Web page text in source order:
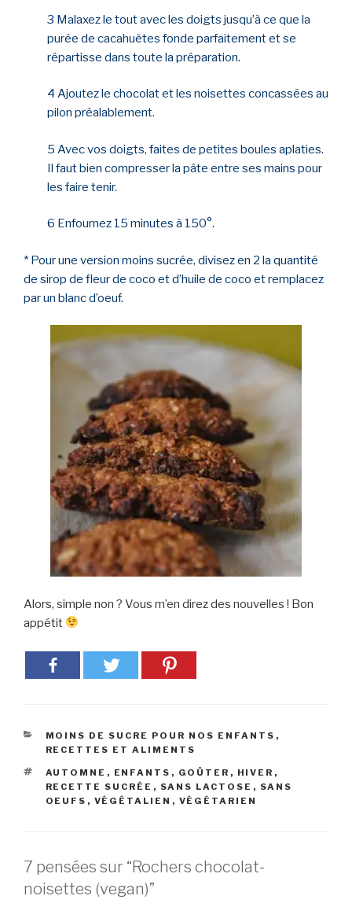
3 Malaxez le tout avec les doigts jusqu’à ce que la
purée de cacahuètes fonde parfaitement et se
répartisse dans toute la préparation.
4 Ajoutez le chocolat et les noisettes concassées au
pilon préalablement.
5 Avec vos doigts, faites de petites boules aplaties.
Il faut bien compresser la pâte entre ses mains pour
les faire tenir.
6 Enfournez 15 minutes à 150°.
* Pour une version moins sucrée, divisez en 2 la quantité
de sirop de fleur de coco et d’huile de coco et remplacez
par un blanc d’oeuf.
Alors, simple non ? Vous m’en direz des nouvelles ! Bon
appétit
CATÉGORIES
MOINS DE SUCRE POUR NOS ENFANTS ,
RECETTES ET ALIMENTS
ÉTIQUETTES
AUTOMNE , ENFANTS , GOÛTER , HIVER ,
RECETTE SUCRÉE , SANS LACTOSE , SANS
OEUFS , VÉGÉTALIEN , VÉGÉTARIEN
7 pensées sur “Rochers chocolat-
noisettes (vegan)”